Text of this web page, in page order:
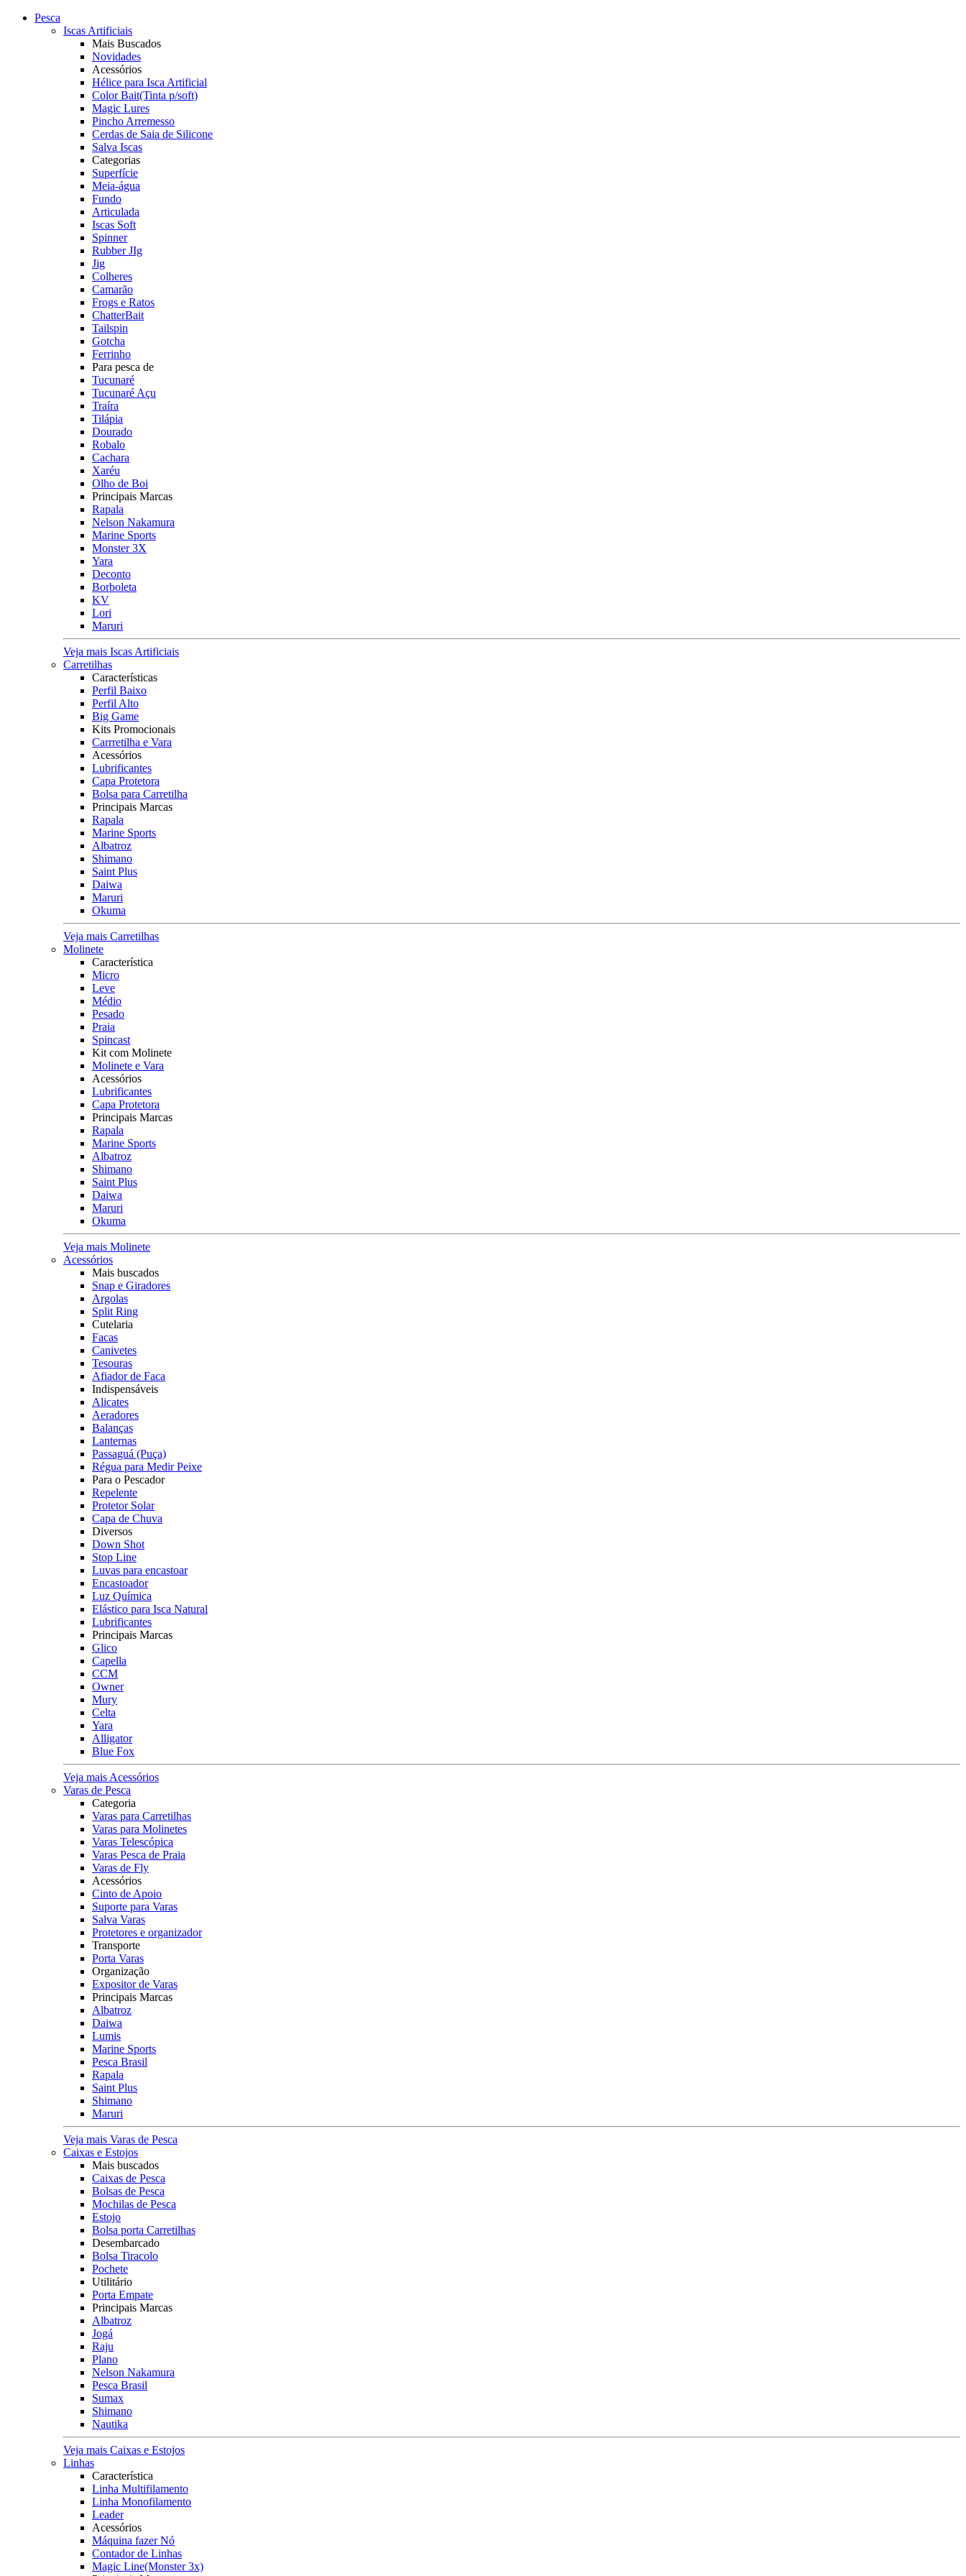
Pesca
Iscas Artificiais
Mais Buscados
Novidades
Acessórios
Hélice para Isca Artificial
Color Bait(Tinta p/soft)
Magic Lures
Pincho Arremesso
Cerdas de Saia de Silicone
Salva Iscas
Categorias
Superfície
Meia-água
Fundo
Articulada
Iscas Soft
Spinner
Rubber JIg
Jig
Colheres
Camarão
Frogs e Ratos
ChatterBait
Tailspin
Gotcha
Ferrinho
Para pesca de
Tucunaré
Tucunaré Açu
Traíra
Tilápia
Dourado
Robalo
Cachara
Xaréu
Olho de Boi
Principais Marcas
Rapala
Nelson Nakamura
Marine Sports
Monster 3X
Yara
Deconto
Borboleta
KV
Lori
Maruri
Veja mais Iscas Artificiais
Carretilhas
Características
Perfil Baixo
Perfil Alto
Big Game
Kits Promocionais
Carrretilha e Vara
Acessórios
Lubrificantes
Capa Protetora
Bolsa para Carretilha
Principais Marcas
Rapala
Marine Sports
Albatroz
Shimano
Saint Plus
Daiwa
Maruri
Okuma
Veja mais Carretilhas
Molinete
Característica
Micro
Leve
Médio
Pesado
Praia
Spincast
Kit com Molinete
Molinete e Vara
Acessórios
Lubrificantes
Capa Protetora
Principais Marcas
Rapala
Marine Sports
Albatroz
Shimano
Saint Plus
Daiwa
Maruri
Okuma
Veja mais Molinete
Acessórios
Mais buscados
Snap e Giradores
Argolas
Split Ring
Cutelaria
Facas
Canivetes
Tesouras
Afiador de Faca
Indispensáveis
Alicates
Aeradores
Balanças
Lanternas
Passaguá (Puça)
Régua para Medir Peixe
Para o Pescador
Repelente
Protetor Solar
Capa de Chuva
Diversos
Down Shot
Stop Line
Luvas para encastoar
Encastoador
Luz Química
Elástico para Isca Natural
Lubrificantes
Principais Marcas
Glico
Capella
CCM
Owner
Mury
Celta
Yara
Alligator
Blue Fox
Veja mais Acessórios
Varas de Pesca
Categoria
Varas para Carretilhas
Varas para Molinetes
Varas Telescópica
Varas Pesca de Praia
Varas de Fly
Acessórios
Cinto de Apoio
Suporte para Varas
Salva Varas
Protetores e organizador
Transporte
Porta Varas
Organização
Expositor de Varas
Principais Marcas
Albatroz
Daiwa
Lumis
Marine Sports
Pesca Brasil
Rapala
Saint Plus
Shimano
Maruri
Veja mais Varas de Pesca
Caixas e Estojos
Mais buscados
Caixas de Pesca
Bolsas de Pesca
Mochilas de Pesca
Estojo
Bolsa porta Carretilhas
Desembarcado
Bolsa Tiracolo
Pochete
Utilitário
Porta Empate
Principais Marcas
Albatroz
Jogá
Raju
Plano
Nelson Nakamura
Pesca Brasil
Sumax
Shimano
Nautika
Veja mais Caixas e Estojos
Linhas
Característica
Linha Multifilamento
Linha Monofilamento
Leader
Acessórios
Máquina fazer Nó
Contador de Linhas
Magic Line(Monster 3x)